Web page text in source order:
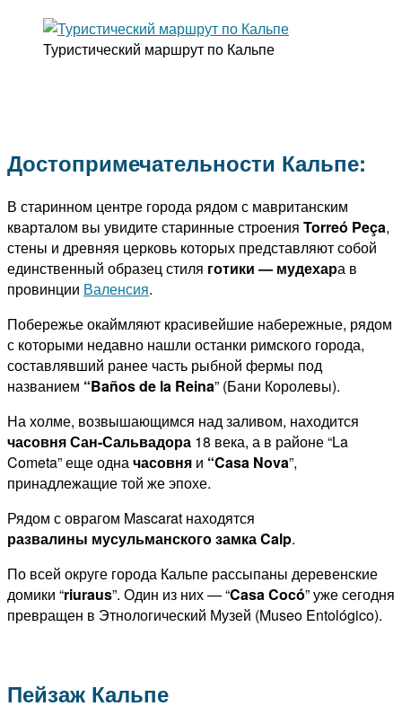
Туристический маршрут по Кальпе
Достопримечательности Кальпе:
В старинном центре города рядом с мавританским
кварталом вы увидите старинные строения Torreó Peça,
стены и древняя церковь которых представляют собой
единственный образец стиля готики — мудехара в
провинции Валенсия.
Побережье окаймляют красивейшие набережные, рядом
с которыми недавно нашли останки римского города,
составлявший ранее часть рыбной фермы под
названием “Baños de la Reina” (Бани Королевы).
На холме, возвышающимся над заливом, находится
часовня Сан-Сальвадора 18 века, а в районе “La
Cometa” еще одначасовня и “Casa Nova”,
принадлежащие той же эпохе.
Рядом с оврагом Mascarat находятся
развалины мусульманского замка Calp.
По всей округе города Кальпе рассыпаны деревенские
домики “riuraus”. Один из них — “Casa Cocó” уже сегодня
превращен в Этнологический Музей (Museo Entológico).
Пейзаж Кальпе